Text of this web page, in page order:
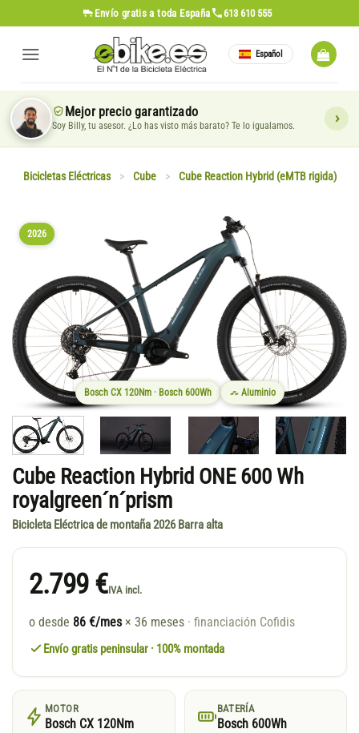
al
contenido
Envío gratis a toda España 613 610 555
Español
Mejor precio garantizado
Soy Billy, tu asesor. ¿Lo has visto más barato? Te lo igualamos.
Bicicletas Eléctricas > Cube > Cube Reaction Hybrid (eMTB rigida)
2026
Bosch CX 120Nm · Bosch 600Wh Aluminio
Cube Reaction Hybrid ONE 600 Wh
royalgreen´n´prism
Bicicleta Eléctrica de montaña 2026 Barra alta
2.799 €IVA incl.
o desde 86 €/mes × 36 meses · financiación Cofidis
Envío gratis peninsular · 100% montada
MOTOR
Bosch CX 120Nm
BATERÍA
Bosch 600Wh